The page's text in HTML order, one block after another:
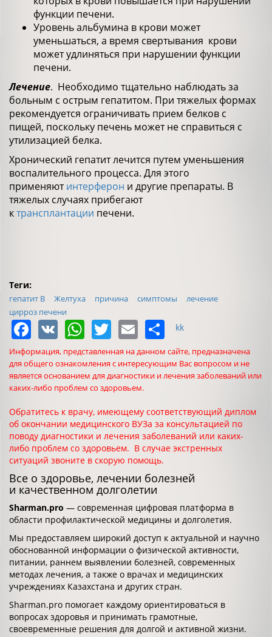
функции печени.
Уровень альбумина в крови может
уменьшаться, а время свертывания крови
может удлиняться при нарушении функции
печени.
Лечение. Необходимо тщательно наблюдать за
больным с острым гепатитом. При тяжелых формах
рекомендуется ограничивать прием белков с
пищей, поскольку печень может не справиться с
утилизацией белка.
Хронический гепатит лечится путем уменьшения
воспалительного процесса. Для этого
применяютинтерферон и другие препараты. В
тяжелых случаях прибегают
ктрансплантации печени.
Теги:
гепатит В Желтуха причина симптомы
лечениe
цирроз печени
Facebook
VK WhatsApp
TwitterEmailShare
kk
Информация, представленная на данном сайте, предназначена
для общего ознакомления с интересующим Вас вопросом и не
является основанием для диагностики и лечения заболеваний или
каких-либо проблем со здоровьем.
Обратитесь к врачу, имеющему соответствующий диплом
об окончании медицинского ВУЗа за консультацией по
поводу диагностики и лечения заболеваний или каких-
либо проблем со здоровьем. В случае экстренных
ситуаций звоните в скорую помощь.
Все о здоровье, лечении болезней
и качественном долголетии
Sharman.pro — современная цифровая платформа в
области профилактической медицины и долголетия.
Мы предоставляем широкий доступ к актуальной и научно
обоснованной информации о физической активности,
питании, раннем выявлении болезней, современных
методах лечения, а также о врачах и медицинских
учреждениях Казахстана и других стран.
Sharman.pro помогает каждому ориентироваться в
вопросах здоровья и принимать грамотные,
своевременные решения для долгой и активной жизни.